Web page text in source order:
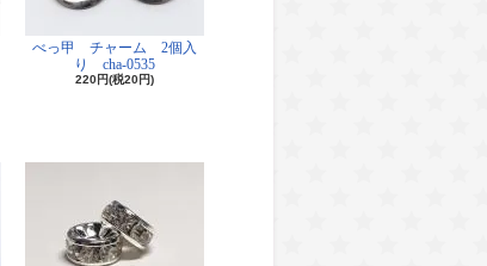
べっ甲 チャーム 2個入
り cha-0535
220円(税20円)